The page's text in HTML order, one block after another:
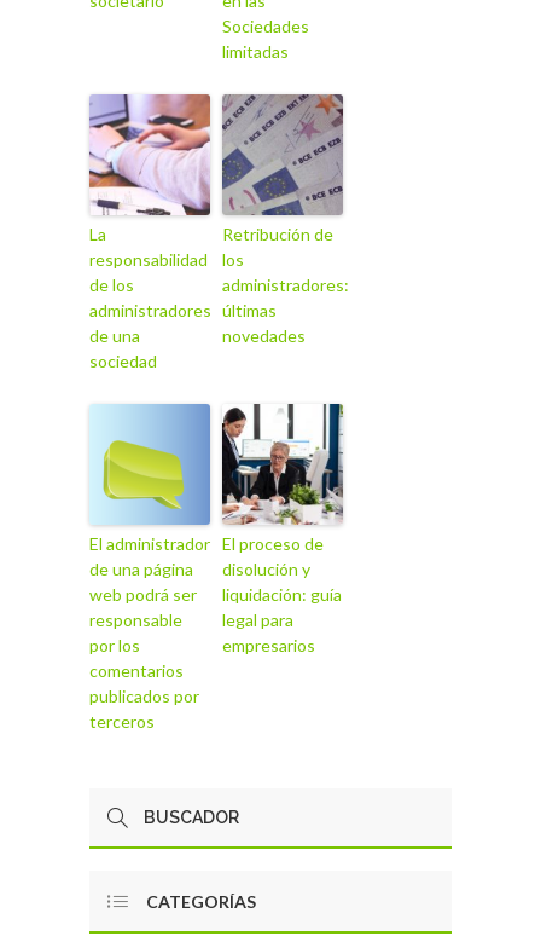
Sociedades
limitadas
La
responsabilidad
de los
administradores
de una
sociedad
Retribución de
los
administradores:
últimas
novedades
El administrador
de una página
web podrá ser
responsable
por los
comentarios
publicados por
terceros
El proceso de
disolución y
liquidación: guía
legal para
empresarios
CATEGORÍAS